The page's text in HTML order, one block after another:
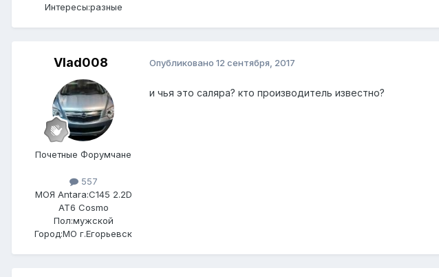
Интересы:разные
Vlad008
Почетные Форумчане
557
МОЯ Antara:C145 2.2D
AT6 Cosmo
Пол:мужской
Город:МО г.Егорьевск
Опубликовано 12 сентября, 2017
и чья это саляра? кто производитель известно?